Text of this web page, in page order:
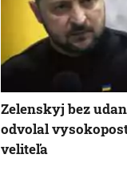
Zelenskyj bez
odvolal
veliteľa